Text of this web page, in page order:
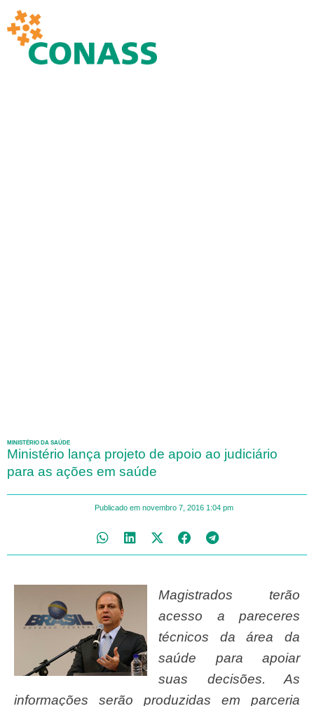
MINISTÉRIO DA SAÚDE
Ministério lança projeto de apoio ao judiciário
para as ações em saúde
Publicado em novembro 7, 2016 1:04 pm
Magistrados terão
acesso a pareceres
técnicos da área da
saúde para apoiar
suas decisões. As
informações serão produzidas em parceria